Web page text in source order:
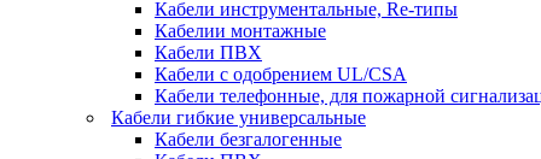
Кабели инструментальные, Re-типы
Кабелии монтажные
Кабели ПВХ
Кабели с одобрением UL/CSA
Кабели телефонные, для пожарной
Кабели гибкие универсальные
Кабели безгалогенные